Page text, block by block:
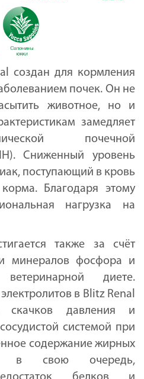
создан для кормления
почек. Он не
животное, но и
замедляет
почечной
Сниженный уровень
поступающий в кровь
Благодаря этому
нагрузка на
также за счёт
минералов фосфора и
диете.
в Blitz Renal
скачков давления и
системой при
содержание жирных
в свою очередь,